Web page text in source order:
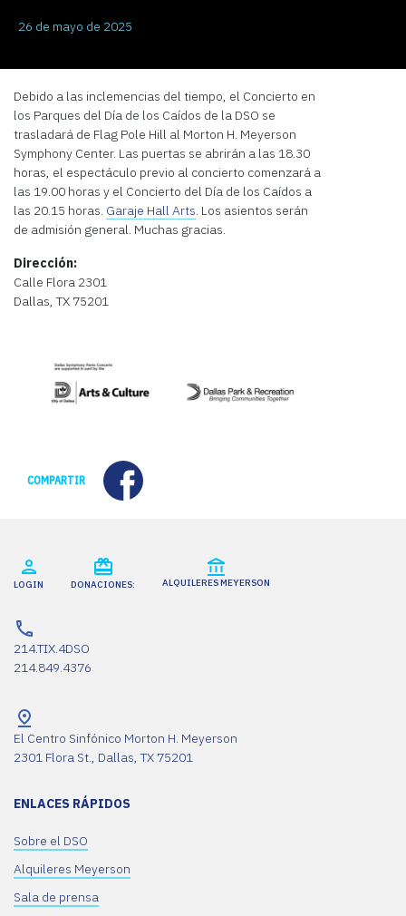
26 de mayo de 2025
Debido a las inclemencias del tiempo, el Concierto en
los Parques del Día de los Caídos de la DSO se
trasladará de Flag Pole Hill al Morton H. Meyerson
Symphony Center. Las puertas se abrirán a las 18.30
horas, el espectáculo previo al concierto comenzará a
las 19.00 horas y el Concierto del Día de los Caídos a
las 20.15 horas. Garaje Hall Arts. Los asientos serán
de admisión general. Muchas gracias.
Dirección:
Calle Flora 2301
Dallas, TX 75201
COMPARTIR Facebook
LOGIN DONACIONES: ALQUILERES MEYERSON
214.TIX.4DSO
214.849.4376
El Centro Sinfónico Morton H. Meyerson
2301 Flora St., Dallas, TX 75201
ENLACES RÁPIDOS
Sobre el DSO
Alquileres Meyerson
Sala de prensa